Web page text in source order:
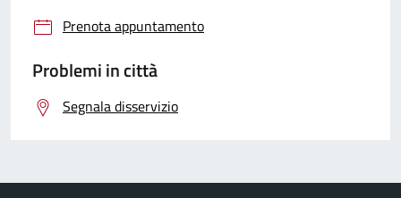
Prenota appuntamento
Problemi in città
Segnala disservizio